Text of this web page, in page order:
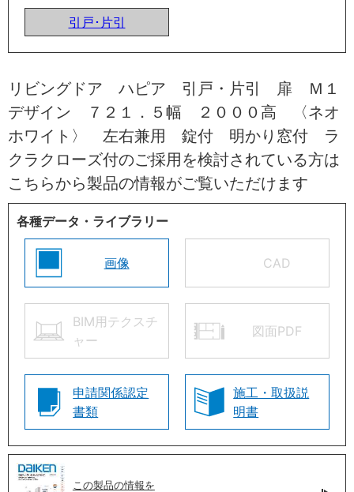
引戸･片引
リビングドア ハピア 引戸・片引 扉 Ｍ１
デザイン ７２１．５幅 ２０００高 〈ネオ
ホワイト〉 左右兼用 錠付 明かり窓付 ラ
クラクローズ付のご採用を検討されている方は
こちらから製品の情報がご覧いただけます
各種データ・ライブラリー
画像 CAD
BIM用テクスチ
ャー
図面PDF
申請関係認定
書類
施工・取扱説
明書
この製品の情報を